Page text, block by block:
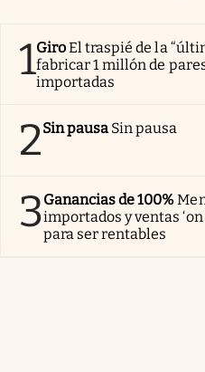
1GiroEl traspié de la
fabricar 1 millón de
importadas
2Sin pausa Sin pausa
3Ganancias de 100%
importados y ventas
para ser rentables